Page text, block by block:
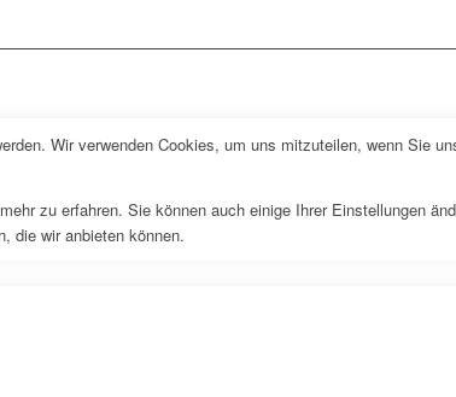
Wir verwenden Cookies, um uns mitzuteilen, wenn Sie
zu erfahren. Sie können auch einige Ihrer Einstellungen
die wir anbieten können.